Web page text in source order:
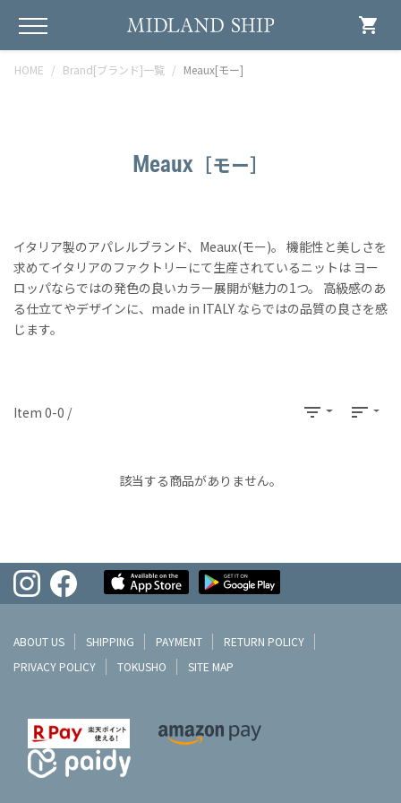
shopping_cart
HOME Brand[ブランド]一覧 Meaux[モー]
Meaux ［モー］
イタリア製のアパレルブランド、Meaux(モー)。 機能性と美しさを
求めてイタリアのファクトリーにて生産されているニットは ヨー
ロッパならではの発色の良いカラー展開が魅力の1つ。 高級感のあ
る仕立てやデザインに、made in ITALY ならではの品質の良さを感
じます。
Item 0-0 / filter_list sort
該当する商品がありません。
ABOUT US SHIPPING PAYMENT
RETURN POLICY
PRIVACY POLICY
TOKUSHO SITE MAP